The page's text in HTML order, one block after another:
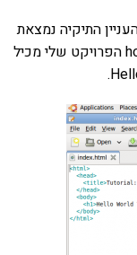
התיקיה נמצאת
ב: /home/ran/workspace/example_project הפרויקט שלי מכיל